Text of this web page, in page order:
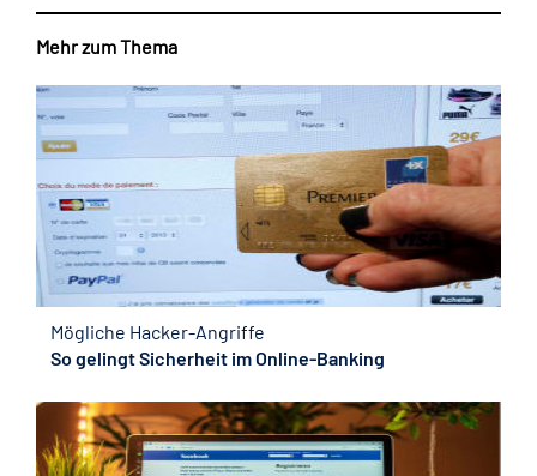
Mehr zum Thema
Mögliche Hacker-Angriffe
So gelingt Sicherheit im Online-Banking